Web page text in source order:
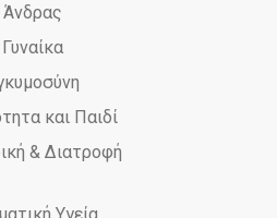
Άνδρας
Γυναίκα
και Παιδί
& Διατροφή